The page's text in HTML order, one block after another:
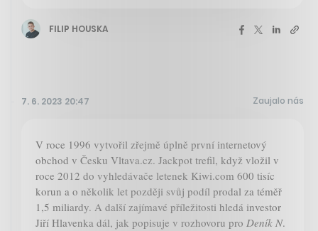
FILIP HOUSKA
7. 6. 2023 20:47 Zaujalo nás
V roce 1996 vytvořil zřejmě úplně první internetový
obchod v Česku Vltava.cz. Jackpot trefil, když vložil v
roce 2012 do vyhledávače letenek Kiwi.com 600 tisíc
korun a o několik let později svůj podíl prodal za téměř
1,5 miliardy. A další zajímavé příležitosti hledá investor
Jiří Hlavenka dál, jak popisuje v rozhovoru pro Deník N.